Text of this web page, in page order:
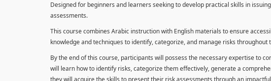
Designed for beginners and learners seeking to develop practical skills in
assessments.
This course combines Arabic instruction with English materials to ensure
knowledge and techniques to identify, categorize, and manage risks throughout
By the end of this course, participants will possess the necessary expertise to
will learn how to identify risks, categorize them effectively, generate a
they will acquire the skills to present their risk assessments through an